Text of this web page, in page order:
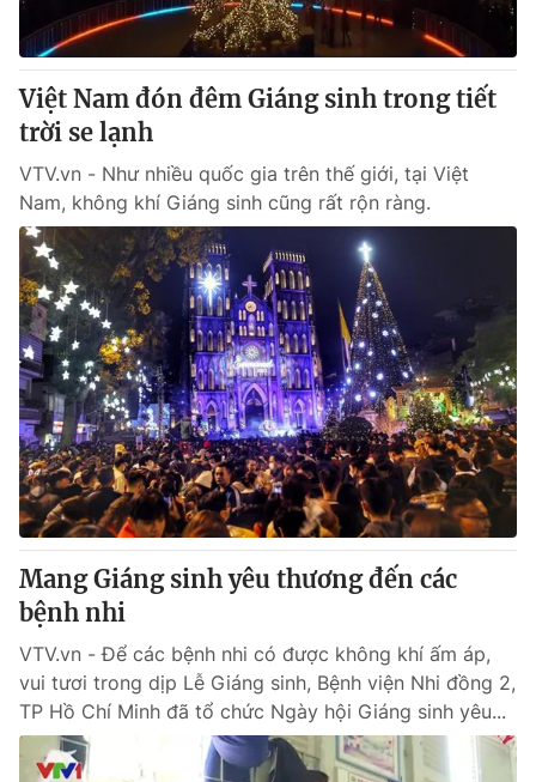
Thị trường 24h Tấm lòng Việt
VTV4 Vươn mình bằng AI
Liên hệ tòa soạn English
THỜI BÁO VTV
Theo dõi báo trên
Cơ quan chủ quản:Đài Truyền hình Việt Nam
Cơ quan báo chí:Thời báo VTV
Giấy phép hoạt động báo in và báo điện tử số 483/GP-BTTTT
cấp ngày 29/12/2023
Tổng Biên tập:
Phó Tổng Biên tập: Nguyễn Thị Mỹ Hạnh, Phạm Quốc Thắng,
Tổng đài VTV:024.38 355 931 - 024.38 355 932
Ðiện thoại Thời báo VTV:024.66 897 897
Email:toasoan@vtv.vn
Việt Nam đón đêm Giáng sinh trong tiết
trời se lạnh
VTV.vn - Như nhiều quốc gia trên thế giới, tại Việt
Nam, không khí Giáng sinh cũng rất rộn ràng.
Mang Giáng sinh yêu thương đến các
bệnh nhi
VTV.vn - Để các bệnh nhi có được không khí ấm áp,
vui tươi trong dịp Lễ Giáng sinh, Bệnh viện Nhi đồng 2,
TP Hồ Chí Minh đã tổ chức Ngày hội Giáng sinh yêu...